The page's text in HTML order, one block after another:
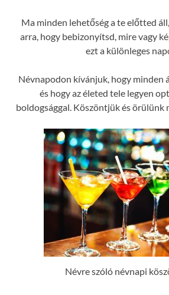
Ma minden lehetőség a te előtted
arra, hogy bebizonyítsd, mire vagy
ezt a különleges
Névnapodon kívánjuk, hogy minden
és hogy az életed tele legyen
boldogsággal. Köszöntjük és örülünk
Névre szóló névnapi